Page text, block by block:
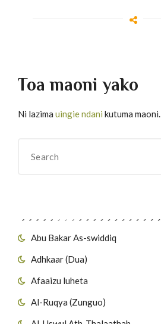
Abu Bakar As-swiddiq
Adhkaar (Dua)
Afaaizu luheta
Al-Ruqya (Zunguo)
Toa maoni yako
Ni lazima uingie ndani kutuma maoni.